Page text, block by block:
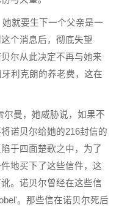
就要生下一个父亲是一
个消息后，彻底失望
尔从此决定不再与她来
利克朗的养老费，这在
尔曼，她威胁说，如果不
诺贝尔给她的216封信的
于四面楚歌之中，为了
地买下了这些信件，这
。诺贝尔曾经在这些信
。那些信在诺贝尔死后